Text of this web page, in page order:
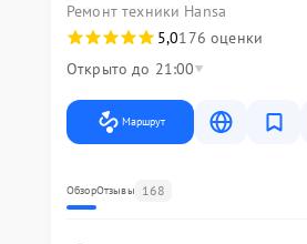
Ремонт техники Hansa
5,0176 оценки
Открыто до 21:00
Маршрут
ОбзорОтзывы 168